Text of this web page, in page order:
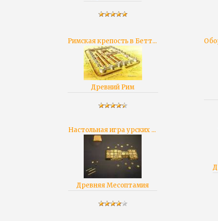
Римская крепость в Бетт...
Древний Рим
Настольная игра урских ...
Древняя Месоптамия